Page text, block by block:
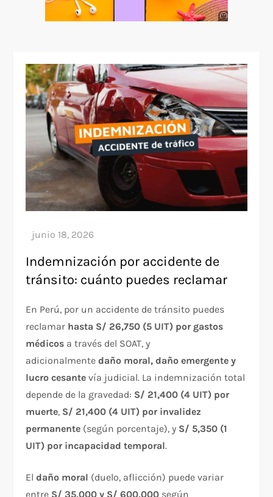
Indemnización por accidente de
tránsito: cuánto puedes reclamar
En Perú, por un accidente de tránsito puedes
reclamar hasta S/ 26,750 (5 UIT) por gastos
médicos a través del SOAT, y
adicionalmentedaño moral, daño emergente y
lucro cesante vía judicial. La indemnización total
depende de la gravedad: S/ 21,400 (4 UIT) por
muerte, S/ 21,400 (4 UIT) por invalidez
permanente (según porcentaje), y S/ 5,350 (1
UIT) por incapacidad temporal.
Eldaño moral (duelo, aflicción) puede variar
entre S/ 35,000 y S/ 600,000 según